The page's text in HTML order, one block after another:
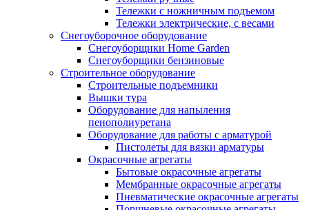
Тележки с ножничным подъемом
Тележки электрические, с весами
Снегоуборочное оборудование
Снегоуборщики Home Garden
Снегоуборщики бензиновые
Строительное оборудование
Cтроительные подъемники
Вышки тура
Оборудование для напыления
пенополиуретана
Оборудование для работы с арматурой
Пистолеты для вязки арматуры
Окрасочные агрегаты
Бытовые окрасочные агрегаты
Мембранные окрасочные агрегаты
Пневматические окрасочные агрегаты